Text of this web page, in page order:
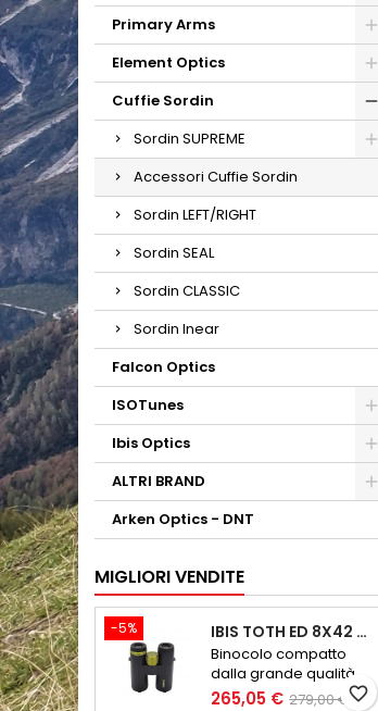
Primary Arms
Element Optics
Cuffie Sordin
Sordin SUPREME
Accessori Cuffie Sordin
Sordin LEFT/RIGHT
Sordin SEAL
Sordin CLASSIC
Sordin Inear
Falcon Optics
ISOTunes
Ibis Optics
ALTRI BRAND
Arken Optics - DNT
MIGLIORI VENDITE
-5% IBIS TOTH ED 8X42 GEN III
Binocolo compatto
dalla grande qualità
ottica
265,05 € 279,00 €favorite_border